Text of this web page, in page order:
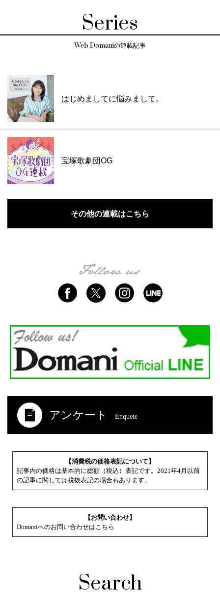
Series
Web Domaniの連載記事
はじめましてに悩みまして。
宝塚歌劇団OG
その他の連載はこちら
アンケート Enquete
【消費税の価格表記について】
記事内の価格は基本的に総額（税込）表記です。2021年4月以前
の記事に関しては税抜表記の場合もあります。
【お問い合わせ】
Domaniへのお問い合わせはこちら
Search